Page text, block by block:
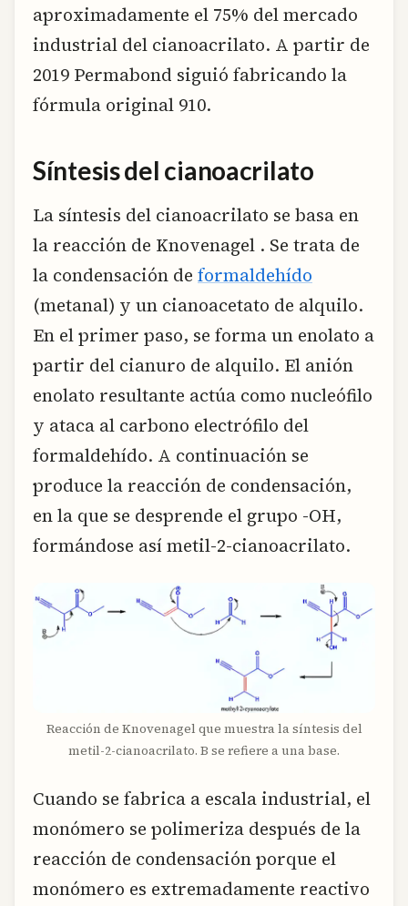
aproximadamente el 75% del mercado
industrial del cianoacrilato. A partir de
2019 Permabond siguió fabricando la
fórmula original 910.
Síntesis del cianoacrilato
La síntesis del cianoacrilato se basa en
la reacción de Knovenagel . Se trata de
la condensación de formaldehído
(metanal) y un cianoacetato de alquilo.
En el primer paso, se forma un enolato a
partir del cianuro de alquilo. El anión
enolato resultante actúa como nucleófilo
y ataca al carbono electrófilo del
formaldehído. A continuación se
produce la reacción de condensación,
en la que se desprende el grupo -OH,
formándose así metil-2-cianoacrilato.
Reacción de Knovenagel que muestra la síntesis del
metil-2-cianoacrilato. B se refiere a una base.
Cuando se fabrica a escala industrial, el
monómero se polimeriza después de la
reacción de condensación porque el
monómero es extremadamente reactivo